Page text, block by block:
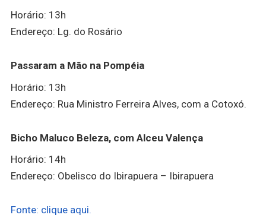
Horário: 13h
Endereço: Lg. do Rosário
Passaram a Mão na Pompéia
Horário: 13h
Endereço: Rua Ministro Ferreira Alves, com a Cotoxó.
Bicho Maluco Beleza, com Alceu Valença
Horário: 14h
Endereço: Obelisco do Ibirapuera – Ibirapuera
Fonte: clique aqui.